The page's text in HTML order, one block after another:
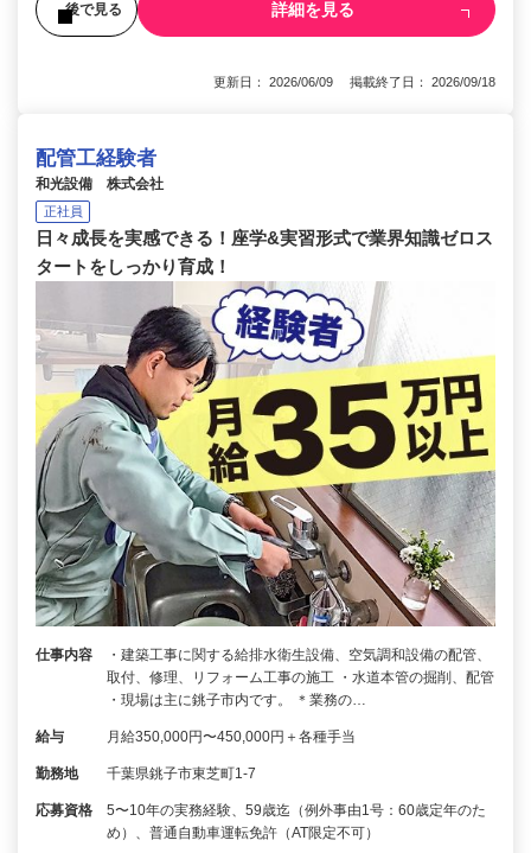
後で見る 詳細を見る
更新日： 2026/06/09 掲載終了日： 2026/09/18
配管工経験者
和光設備 株式会社
正社員
日々成長を実感できる！座学&実習形式で業界知識ゼロス
タートをしっかり育成！
仕事内容
・建築工事に関する給排水衛生設備、空気調和設備の配管、
取付、修理、リフォーム工事の施工 ・水道本管の掘削、配管
・現場は主に銚子市内です。 ＊業務の…
給与 月給350,000円〜450,000円＋各種手当
勤務地 千葉県銚子市東芝町1-7
応募資格
5〜10年の実務経験、59歳迄（例外事由1号：60歳定年のた
め）、普通自動車運転免許（AT限定不可）